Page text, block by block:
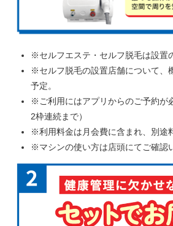
※セルフエステ・セルフ脱毛は設置
※セルフ脱毛の設置店舗について、
予定。
※ご利用にはアプリからのご予約が
2枠連続まで）
※利用料金は月会費に含まれ、別途
※マシンの使い方は店頭にてご確認